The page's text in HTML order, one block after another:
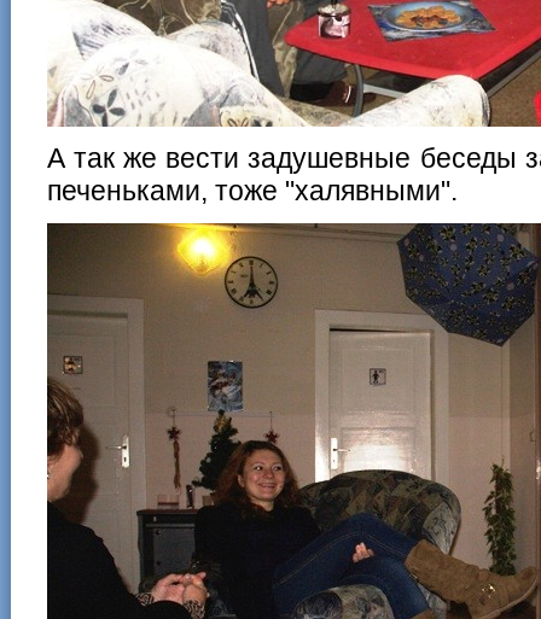
А так же вести задушевные беседы
печеньками, тоже "халявными".